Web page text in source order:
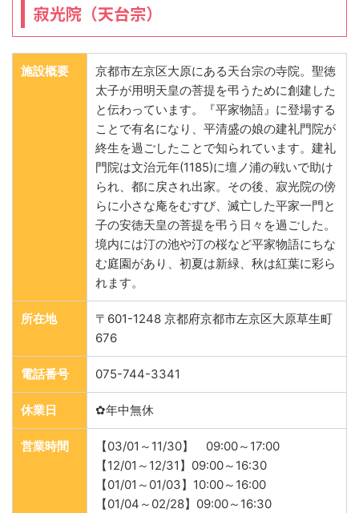
寂光院（天台宗）
施設概要
京都市左京区大原にある天台宗の寺院。聖徳
太子が用明天皇の菩提を弔うために創建した
と伝わっています。『平家物語』に登場する
ことで有名になり、平清盛の娘の建礼門院が
終生を過ごしたことで知られています。建礼
門院は文治元年(1185)に壇ノ浦の戦いで助け
られ、都に戻され出家。その後、寂光院の傍
らに小さな庵をむすび、滅亡した平家一門と
子の安徳天皇の菩提を弔う日々を過ごした。
境内には汀の池や汀の桜など平家物語にちな
む庭園があり、初夏は新緑、秋は紅葉に彩ら
れます。
所在地
〒601-1248 京都府京都市左京区大原草生町
676
電話番号 075-744-3341
休業日 ✿年中無休
営業時間
【03/01～11/30】 09:00～17:00
【12/01～12/31】09:00～16:30
【01/01～01/03】10:00～16:00
【01/04～02/28】09:00～16:30